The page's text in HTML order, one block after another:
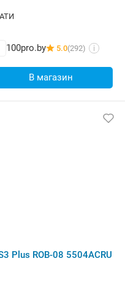
100pro.by 5.0(292) i
В магазин
Plus ROB-08 5504ACRU